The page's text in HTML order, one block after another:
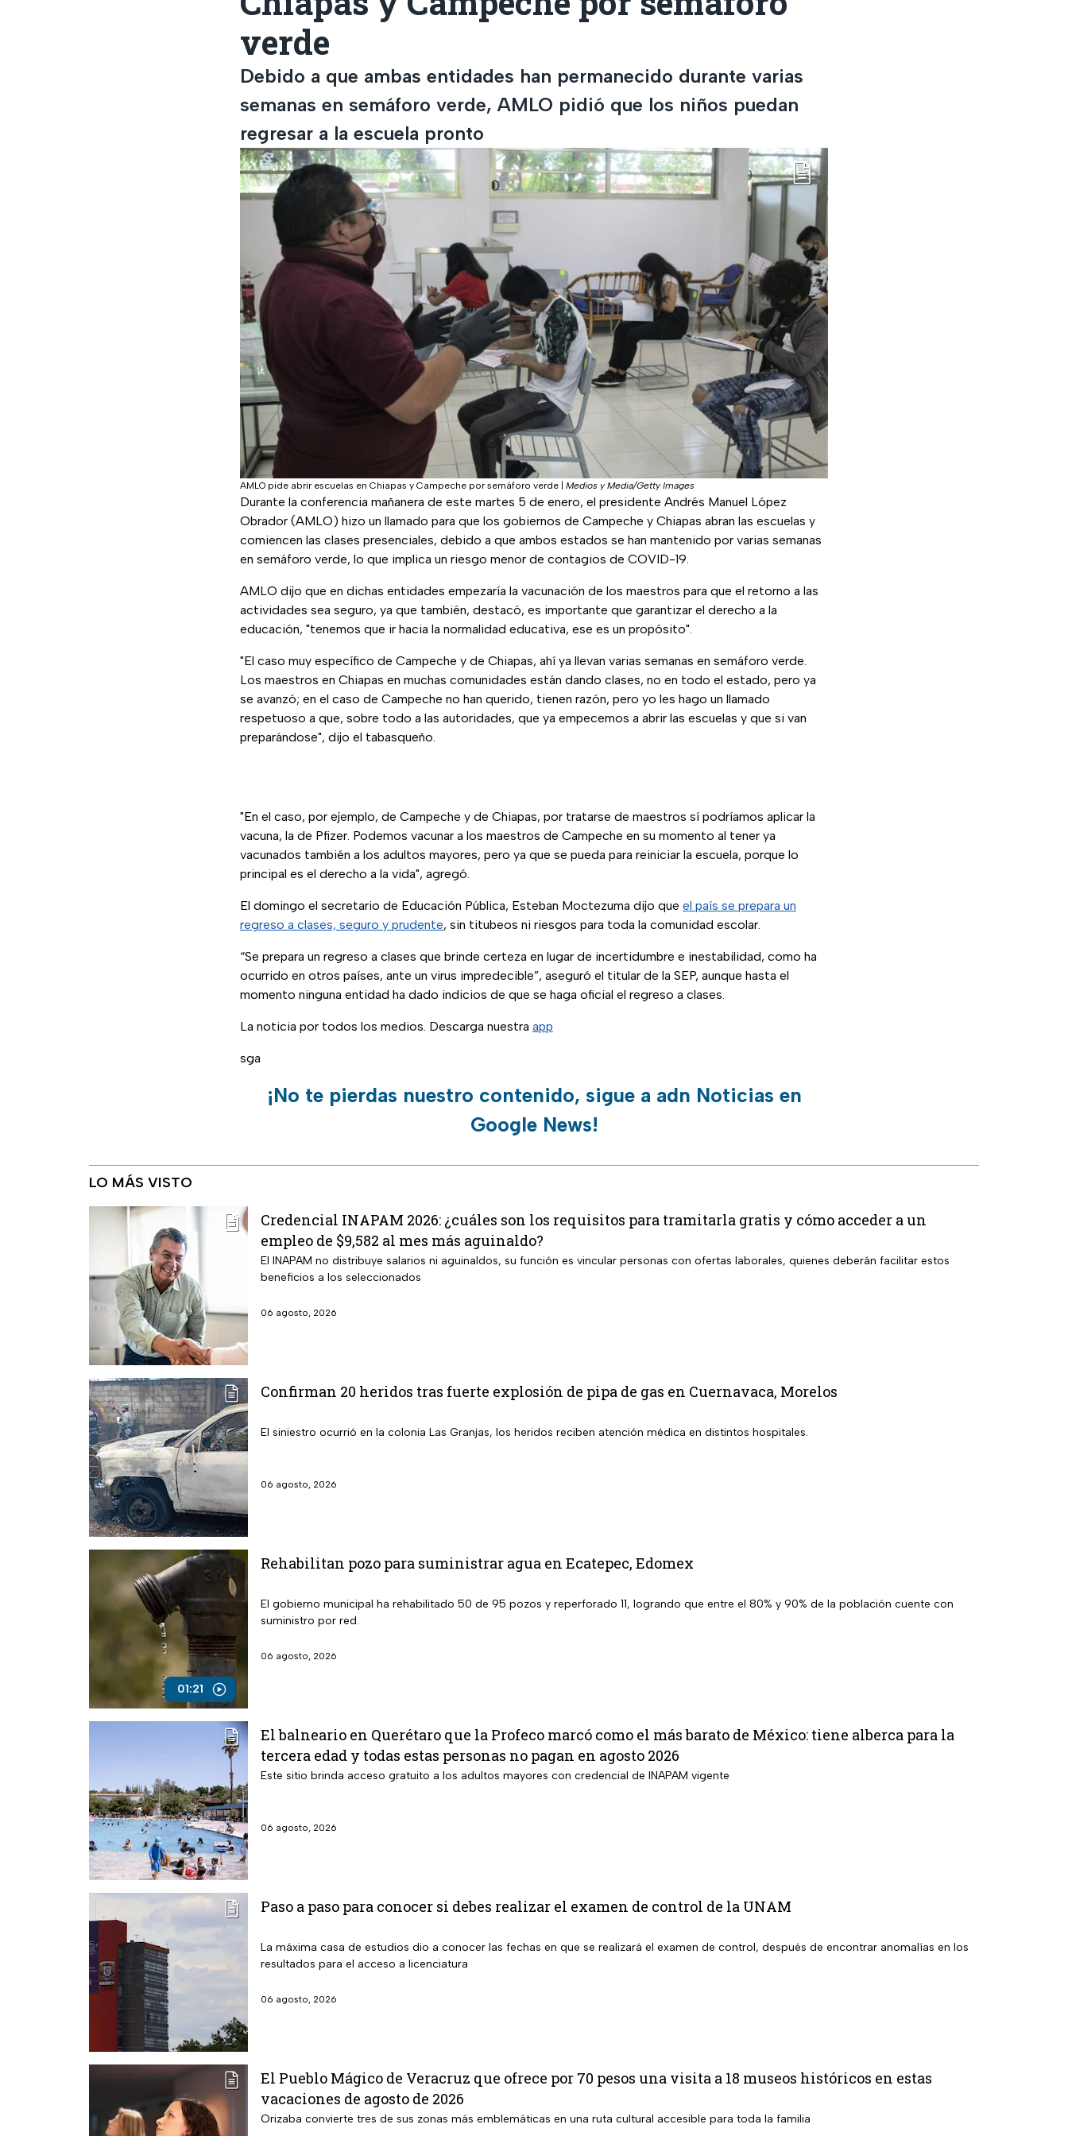
verde
Debido a que ambas entidades han permanecido durante varias
semanas en semáforo verde, AMLO pidió que los niños puedan
regresar a la escuela pronto
AMLO pide abrir escuelas en Chiapas y Campeche por semáforo verde Medios y Media/Getty Images
Durante la conferencia mañanera de este martes 5 de enero, el presidente Andrés Manuel López
Obrador (AMLO) hizo un llamado para que los gobiernos de Campeche y Chiapas abran las escuelas y
comiencen las clases presenciales, debido a que ambos estados se han mantenido por varias semanas
en semáforo verde, lo que implica un riesgo menor de contagios de COVID-19.
AMLO dijo que en dichas entidades empezaría la vacunación de los maestros para que el retorno a las
actividades sea seguro, ya que también, destacó, es importante que garantizar el derecho a la
educación, "tenemos que ir hacia la normalidad educativa, ese es un propósito".
"El caso muy específico de Campeche y de Chiapas, ahí ya llevan varias semanas en semáforo verde.
Los maestros en Chiapas en muchas comunidades están dando clases, no en todo el estado, pero ya
se avanzó; en el caso de Campeche no han querido, tienen razón, pero yo les hago un llamado
respetuoso a que, sobre todo a las autoridades, que ya empecemos a abrir las escuelas y que si van
preparándose", dijo el tabasqueño.
"En el caso, por ejemplo, de Campeche y de Chiapas, por tratarse de maestros sí podríamos aplicar la
vacuna, la de Pfizer. Podemos vacunar a los maestros de Campeche en su momento al tener ya
vacunados también a los adultos mayores, pero ya que se pueda para reiniciar la escuela, porque lo
principal es el derecho a la vida", agregó.
El domingo el secretario de Educación Pública, Esteban Moctezuma dijo que el país se prepara un
regreso a clases, seguro y prudente, sin titubeos ni riesgos para toda la comunidad escolar.
“Se prepara un regreso a clases que brinde certeza en lugar de incertidumbre e inestabilidad, como ha
ocurrido en otros países, ante un virus impredecible”, aseguró el titular de la SEP, aunque hasta el
momento ninguna entidad ha dado indicios de que se haga oficial el regreso a clases.
La noticia por todos los medios. Descarga nuestra app
sga
¡No te pierdas nuestro contenido, sigue a adn Noticias en
Google News!
LO MÁS VISTO
Credencial INAPAM 2026: ¿cuáles son los requisitos para tramitarla gratis y cómo acceder a un
empleo de $9,582 al mes más aguinaldo?
El INAPAM no distribuye salarios ni aguinaldos, su función es vincular personas con ofertas laborales, quienes deberán facilitar estos
beneficios a los seleccionados
06 agosto, 2026
Confirman 20 heridos tras fuerte explosión de pipa de gas en Cuernavaca, Morelos
El siniestro ocurrió en la colonia Las Granjas, los heridos reciben atención médica en distintos hospitales.
06 agosto, 2026
01:21
Rehabilitan pozo para suministrar agua en Ecatepec, Edomex
El gobierno municipal ha rehabilitado 50 de 95 pozos y reperforado 11, logrando que entre el 80% y 90% de la población cuente con
suministro por red.
06 agosto, 2026
El balneario en Querétaro que la Profeco marcó como el más barato de México: tiene alberca para la
tercera edad y todas estas personas no pagan en agosto 2026
Este sitio brinda acceso gratuito a los adultos mayores con credencial de INAPAM vigente
06 agosto, 2026
Paso a paso para conocer si debes realizar el examen de control de la UNAM
La máxima casa de estudios dio a conocer las fechas en que se realizará el examen de control, después de encontrar anomalías en los
resultados para el acceso a licenciatura
06 agosto, 2026
El Pueblo Mágico de Veracruz que ofrece por 70 pesos una visita a 18 museos históricos en estas
vacaciones de agosto de 2026
Orizaba convierte tres de sus zonas más emblemáticas en una ruta cultural accesible para toda la familia